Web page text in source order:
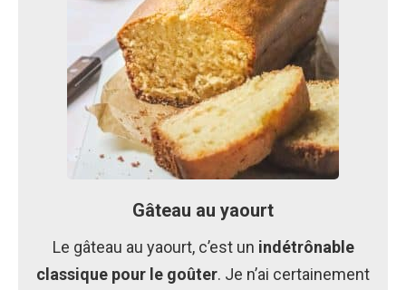
Gâteau au yaourt
Le gâteau au yaourt, c’est un indétrônable
classique pour le goûter. Je n’ai certainement